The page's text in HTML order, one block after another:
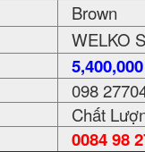
Brown
WELKO
098
Chất
0084 98